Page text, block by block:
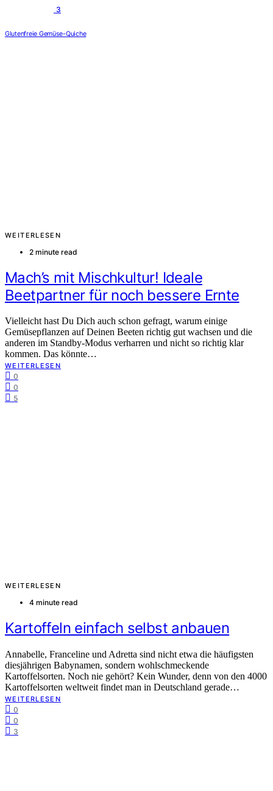
3
Glutenfreie Gemüse-Quiche
WEITERLESEN
2 minute read
Mach’s mit Mischkultur! Ideale
Beetpartner für noch bessere Ernte
Vielleicht hast Du Dich auch schon gefragt, warum einige
Gemüsepflanzen auf Deinen Beeten richtig gut wachsen und die
anderen im Standby-Modus verharren und nicht so richtig klar
kommen. Das könnte…
WEITERLESEN
0
0
5
WEITERLESEN
4 minute read
Kartoffeln einfach selbst anbauen
Annabelle, Franceline und Adretta sind nicht etwa die häufigsten
diesjährigen Babynamen, sondern wohlschmeckende
Kartoffelsorten. Noch nie gehört? Kein Wunder, denn von den 4000
Kartoffelsorten weltweit findet man in Deutschland gerade…
WEITERLESEN
0
0
3